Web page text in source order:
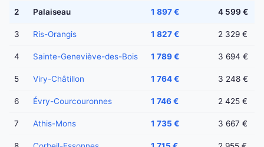
2 Palaiseau 1 897 € 4 599 €
3 Ris-Orangis 1 827 € 2 329 €
4 Sainte-Geneviève-des-Bois 1 789 € 3 694 €
5 Viry-Châtillon 1 764 € 3 248 €
6 Évry-Courcouronnes 1 746 € 2 425 €
7 Athis-Mons 1 735 € 3 667 €